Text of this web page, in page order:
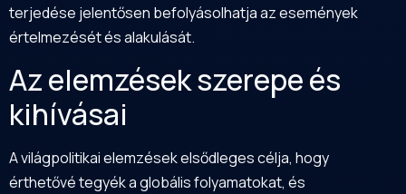
terjedése jelentősen befolyásolhatja az események
értelmezését és alakulását.
Az elemzések szerepe és
kihívásai
A világpolitikai elemzések elsődleges célja, hogy
érthetővé tegyék a globális folyamatokat, és